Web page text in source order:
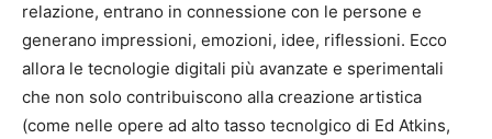
relazione, entrano in connessione con le persone e
generano impressioni, emozioni, idee, riflessioni. Ecco
allora le tecnologie digitali più avanzate e sperimentali
che non solo contribuiscono alla creazione artistica
(come nelle opere ad alto tasso tecnolgico di Ed Atkins,